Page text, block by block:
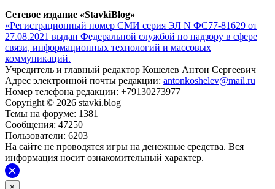
Сетевое издание «StavkiBlog»
«Регистрационный номер СМИ серия ЭЛ N ФС77-81629 от
27.08.2021 выдан Федеральной службой по надзору в сфере
связи, информационных технологий и массовых
коммуникаций.
Учредитель и главный редактор Кошелев Антон Сергеевич
Адрес электронной почты редакции: antonkoshelev@mail.ru
Номер телефона редакции: +79130273977
Copyright © 2026 stavki.blog
Темы на форуме: 1381
Сообщения: 47250
Пользователи: 6203
На сайте не проводятся игры на денежные средства. Вся
информация носит ознакомительный характер.
×